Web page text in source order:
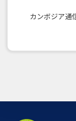
カンボジア